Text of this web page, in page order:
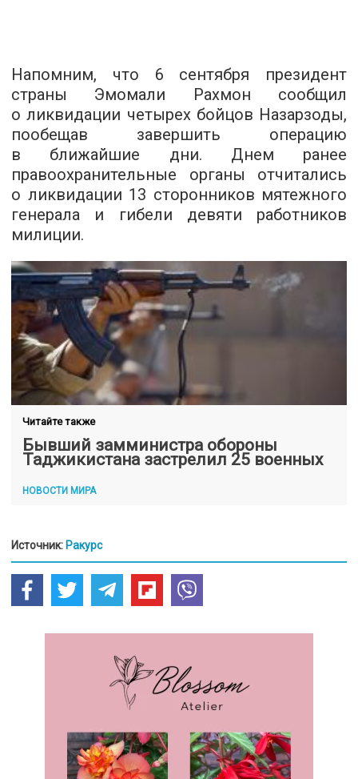
Напомним, что 6 сентября президент
страны Эмомали Рахмон сообщил
о ликвидации четырех бойцов Назарзоды,
пообещав завершить операцию
в ближайшие дни. Днем ранее
правоохранительные органы отчитались
о ликвидации 13 сторонников мятежного
генерала и гибели девяти работников
милиции.
Читайте также
Бывший замминистра обороны
Таджикистана застрелил 25 военных
НОВОСТИ МИРА
Источник: Ракурс